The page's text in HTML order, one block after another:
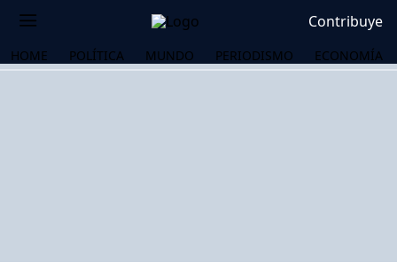
Contribuye
HOME POLÍTICA MUNDO PERIODISMO ECONOMÍA